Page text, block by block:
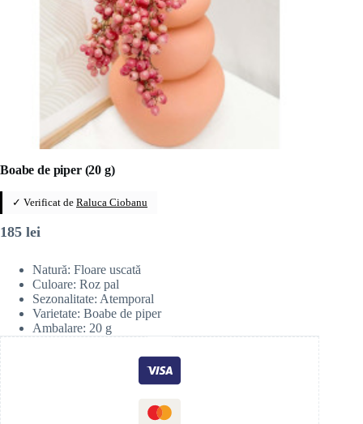
Boabe de piper (20 g)
✓ Verificat de Raluca Ciobanu
185 lei
Natură: Floare uscată
Culoare: Roz pal
Sezonalitate: Atemporal
Varietate: Boabe de piper
Ambalare: 20 g